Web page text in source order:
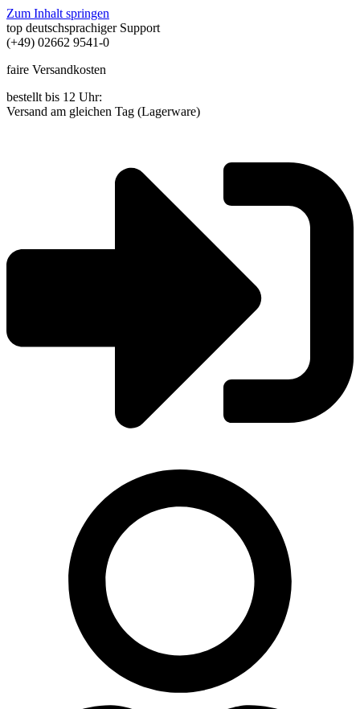
Zum Inhalt springen
top deutschsprachiger Support
(+49) 02662 9541-0
faire Versandkosten
bestellt bis 12 Uhr:
Versand am gleichen Tag (Lagerware)